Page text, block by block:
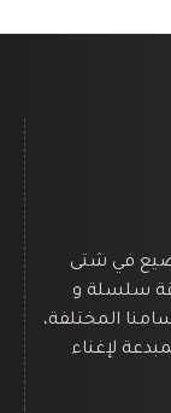
في شتى
سلسلة و
المختلفة،
لإغناء